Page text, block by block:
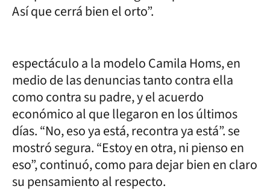
Así que cerrá bien el orto”.
espectáculo a la modelo Camila Homs, en
medio de las denuncias tanto contra ella
como contra su padre, y el acuerdo
económico al que llegaron en los últimos
días. “No, eso ya está, recontra ya está”. se
mostró segura. “Estoy en otra, ni pienso en
eso”, continuó, como para dejar bien en claro
su pensamiento al respecto.